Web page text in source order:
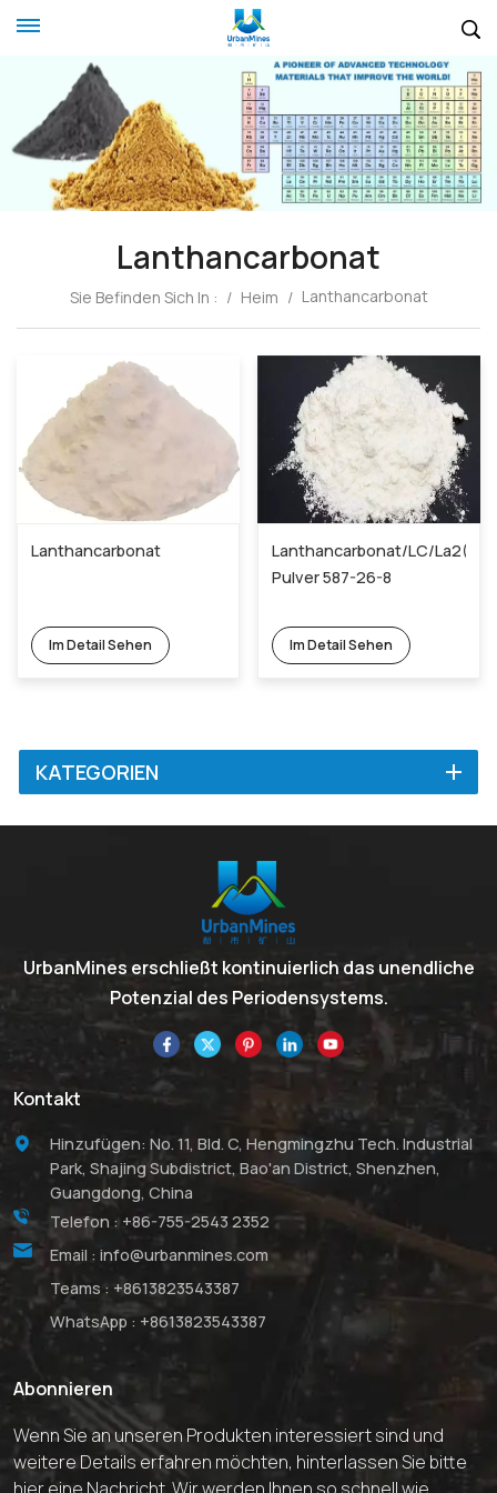
Lanthancarbonat
Sie Befinden Sich In : / Heim / Lanthancarbonat
Lanthancarbonat
Im Detail Sehen
Lanthancarbonat/LC/
Pulver 587-26-8
Im Detail Sehen
KATEGORIEN
UrbanMines erschließt kontinuierlich das unendliche
Potenzial des Periodensystems.
Kontakt
Hinzufügen: No. 11, Bld. C, Hengmingzhu Tech. Industrial
Park, Shajing Subdistrict, Bao'an District, Shenzhen,
Guangdong, China
Telefon : +86-755-2543 2352
Email : info@urbanmines.com
Teams : +8613823543387
WhatsApp : +8613823543387
Abonnieren
Wenn Sie an unseren Produkten interessiert sind und
weitere Details erfahren möchten, hinterlassen Sie bitte
hier eine Nachricht. Wir werden Ihnen so schnell wie